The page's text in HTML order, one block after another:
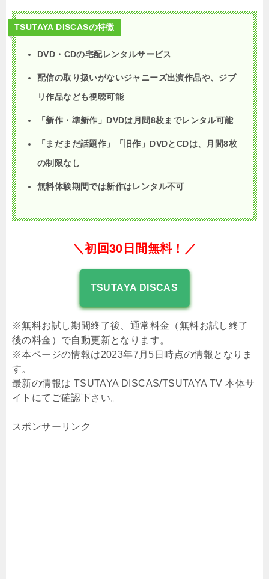
TSUTAYA DISCASの特徴
DVD・CDの宅配レンタルサービス
配信の取り扱いがないジャニーズ出演作品や、ジブ
リ作品なども視聴可能
「新作・準新作」DVDは月間8枚までレンタル可能
「まだまだ話題作」「旧作」DVDとCDは、月間8枚
の制限なし
無料体験期間では新作はレンタル不可
＼初回30日間無料！／
TSUTAYA DISCAS
※無料お試し期間終了後、通常料金（無料お試し終了
後の料金）で自動更新となります。
※本ページの情報は2023年7月5日時点の情報となりま
す。
最新の情報は TSUTAYA DISCAS/TSUTAYA TV 本体サ
イトにてご確認下さい。
スポンサーリンク